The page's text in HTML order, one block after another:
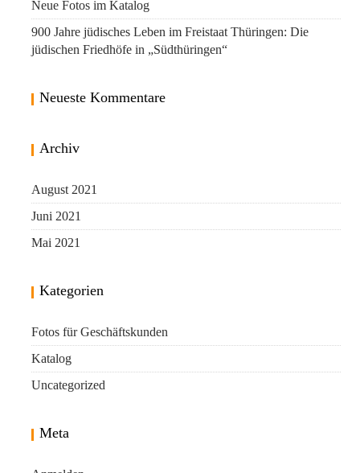
Neue Fotos im Katalog
900 Jahre jüdisches Leben im Freistaat Thüringen: Die
jüdischen Friedhöfe in „Südthüringen“
Neueste Kommentare
Archiv
August 2021
Juni 2021
Mai 2021
Kategorien
Fotos für Geschäftskunden
Katalog
Uncategorized
Meta